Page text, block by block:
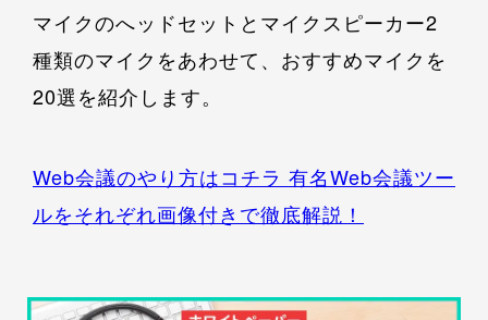
マイクのへッドセットとマイクスピーカー2
種類のマイクをあわせて、おすすめマイクを
20選を紹介します。
Web会議のやり方はコチラ 有名Web会議ツー
ルをそれぞれ画像付きで徹底解説！